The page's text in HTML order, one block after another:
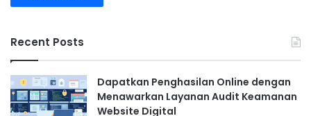
Recent Posts
Dapatkan Penghasilan Online dengan
Menawarkan Layanan Audit Keamanan
Website Digital